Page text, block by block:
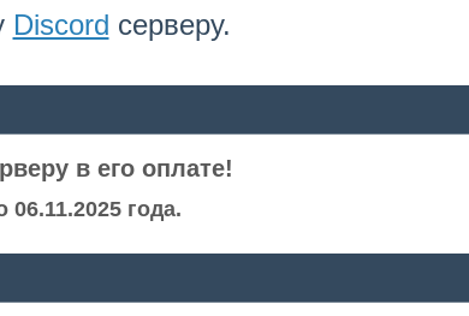
Discord серверу.
в его оплате!
года.